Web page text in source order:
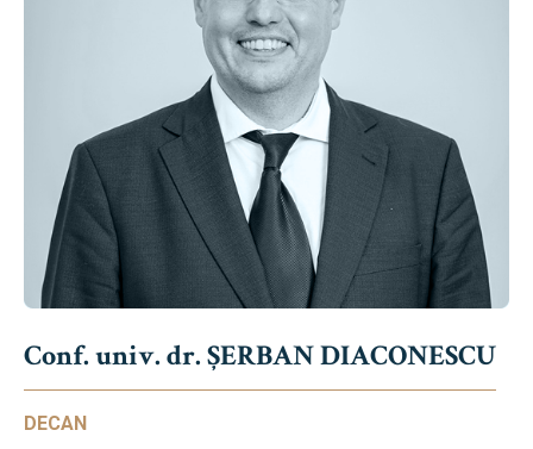
Conf. univ. dr. ȘERBAN DIACONESCU
DECAN